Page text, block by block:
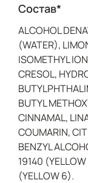
Состав*
ALCOHOL
(WATER),
ISOMETHYL
CRESOL,
BUTYL
CINNAMAL,
COUMARIN,
BENZYL
19140
(YELLOW 6).